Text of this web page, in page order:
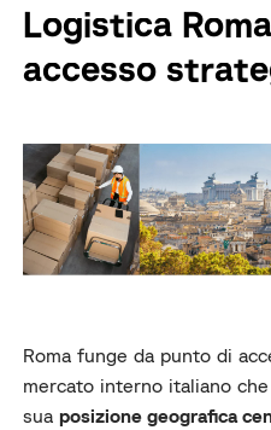
Logistica
accesso
Roma funge da punto di
mercato interno italiano
suaposizione geografica